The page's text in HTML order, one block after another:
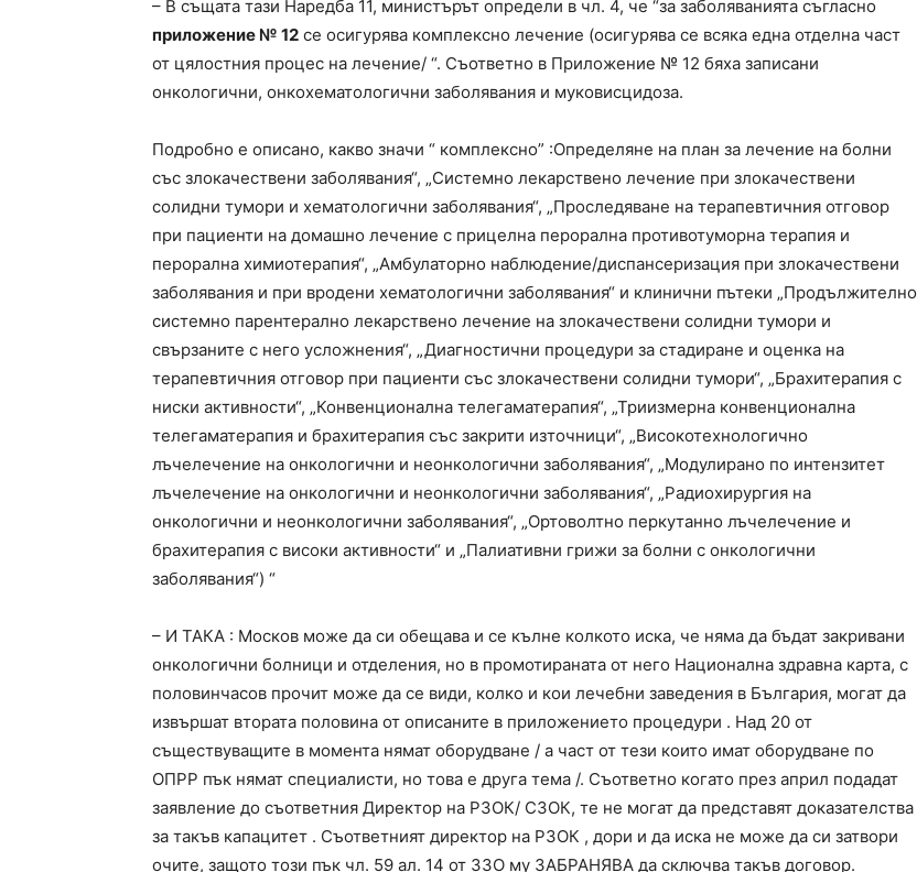
– В същата тази Наредба 11, министърът определи в чл. 4, че “за заболяванията съгласно
приложение № 12 се осигурява комплексно лечение (осигурява се всяка една отделна част
от цялостния процес на лечение/ “. Съответно в Приложение № 12 бяха записани
онкологични, онкохематологични заболявания и муковисцидоза.
Подробно е описано, какво значи “ комплексно” :Определяне на план за лечение на болни
със злокачествени заболявания“, „Системно лекарствено лечение при злокачествени
солидни тумори и хематологични заболявания“, „Проследяване на терапевтичния отговор
при пациенти на домашно лечение с прицелна перорална противотуморна терапия и
перорална химиотерапия“, „Амбулаторно наблюдение/диспансеризация при злокачествени
заболявания и при вродени хематологични заболявания“ и клинични пътеки „Продължително
системно парентерално лекарствено лечение на злокачествени солидни тумори и
свързаните с него усложнения“, „Диагностични процедури за стадиране и оценка на
терапевтичния отговор при пациенти със злокачествени солидни тумори“, „Брахитерапия с
ниски активности“, „Конвенционална телегаматерапия“, „Триизмерна конвенционална
телегаматерапия и брахитерапия със закрити източници“, „Високотехнологично
лъчелечение на онкологични и неонкологични заболявания“, „Модулирано по интензитет
лъчелечение на онкологични и неонкологични заболявания“, „Радиохирургия на
онкологични и неонкологични заболявания“, „Ортоволтно перкутанно лъчелечение и
брахитерапия с високи активности“ и „Палиативни грижи за болни с онкологични
заболявания“) “
– И ТАКА : Москов може да си обещава и се кълне колкото иска, че няма да бъдат закривани
онкологични болници и отделения, но в промотираната от него Национална здравна карта, с
половинчасов прочит може да се види, колко и кои лечебни заведения в България, могат да
извършат втората половина от описаните в приложението процедури . Над 20 от
съществуващите в момента нямат оборудване / а част от тези които имат оборудване по
ОПРР пък нямат специалисти, но това е друга тема /. Съответно когато през април подадат
заявление до съответния Директор на РЗОК/ СЗОК, те не могат да представят доказателства
за такъв капацитет . Съответният директор на РЗОК , дори и да иска не може да си затвори
очите, защото този пък чл. 59 ал. 14 от ЗЗО му ЗАБРАНЯВА да сключва такъв договор.